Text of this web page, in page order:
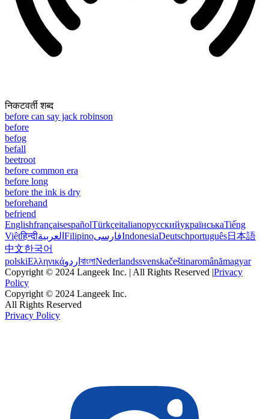
निकटवर्ती शब्द
before can say jack robinson
before
befog
befall
beetroot
before common era
before long
before the ink is dry
beforehand
befriend
EnglishfrançaisespañolTürkçeitalianoрусскийукраїнськаTiếng
Việtहिन्दीالعربية FilipinoفارسیIndonesiaDeutschportuguês日本語
中文한국어
polskiΕλληνικάاردو বাংলাNederlandssvenskačeštinaromânămagyar
Copyright © 2024 Langeek Inc. | All Rights Reserved |Privacy
Policy
Copyright © 2024 Langeek Inc.
All Rights Reserved
Privacy Policy